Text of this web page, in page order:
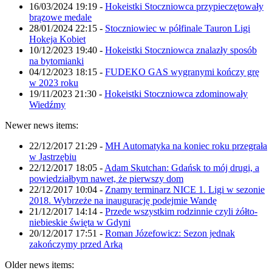
16/03/2024 19:19 - Hokeistki Stoczniowca przypieczętowały
brązowe medale
28/01/2024 22:15 - Stoczniowiec w półfinale Tauron Ligi
Hokeja Kobiet
10/12/2023 19:40 - Hokeistki Stoczniowca znalazły sposób
na bytomianki
04/12/2023 18:15 - FUDEKO GAS wygranymi kończy grę
w 2023 roku
19/11/2023 21:30 - Hokeistki Stoczniowca zdominowały
Wiedźmy
Newer news items:
22/12/2017 21:29 - MH Automatyka na koniec roku przegrała
w Jastrzębiu
22/12/2017 18:05 - Adam Skutchan: Gdańsk to mój drugi, a
powiedziałbym nawet, że pierwszy dom
22/12/2017 10:04 - Znamy terminarz NICE 1. Ligi w sezonie
2018. Wybrzeże na inaugurację podejmie Wandę
21/12/2017 14:14 - Przede wszystkim rodzinnie czyli żółto-
niebieskie święta w Gdyni
20/12/2017 17:51 - Roman Józefowicz: Sezon jednak
zakończymy przed Arką
Older news items: